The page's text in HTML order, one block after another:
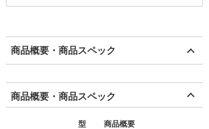
商品概要・商品スペック
商品概要・商品スペック
型 商品概要